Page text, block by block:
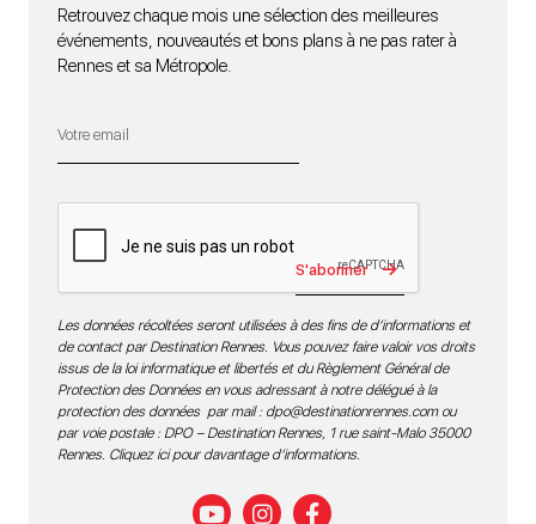
Retrouvez chaque mois une sélection des meilleures
événements, nouveautés et bons plans à ne pas rater à
Rennes et sa Métropole.
S'abonner
Les données récoltées seront utilisées à des fins de d’informations et
de contact par Destination Rennes. Vous pouvez faire valoir vos droits
issus de la loi informatique et libertés et du Règlement Général de
Protection des Données en vous adressant à notre délégué à la
protection des données par mail : dpo@destinationrennes.comou
par voie postale : DPO – Destination Rennes, 1 rue saint-Malo 35000
Rennes. Cliquez ici pour davantage d’informations.